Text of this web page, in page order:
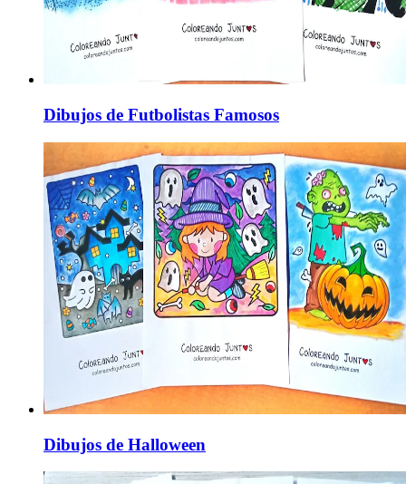
Dibujos de Futbolistas Famosos
Dibujos de Halloween